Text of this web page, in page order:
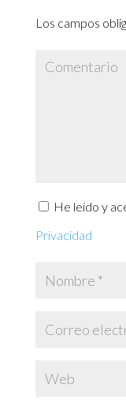
Los campos
He leído y
Privacidad